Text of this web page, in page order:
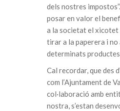
dels nostres
posar en valor el
a la societat el xicotet
tirar a la paperera i
determinats productes
Cal recordar, que des
com l’Ajuntament de
col·laboració amb
nostra, s’estan